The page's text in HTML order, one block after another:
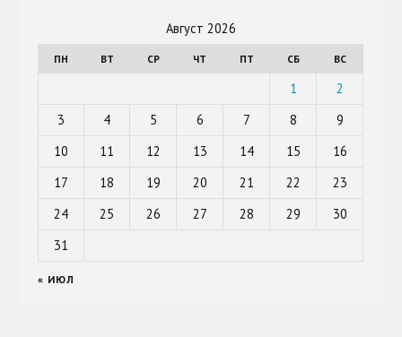
Август 2026
ПН ВТ СР ЧТ ПТ СБ ВС
1
2
3
4 5 6 7 8
9
10
11 12 13 14 15
16
17
18 19 20 21 22
23
24
25 26 27 28 29
30
31
« ИЮЛ